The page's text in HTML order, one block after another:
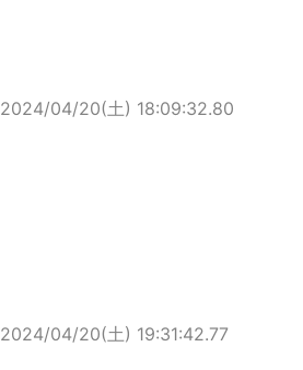
2024/04/20(土) 18:09:32.80
2024/04/20(土) 19:31:42.77